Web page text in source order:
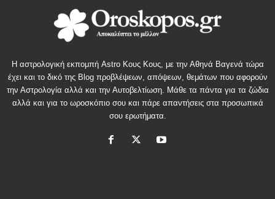
Η αστρολογική εκπομπή Astro Κους Κους, με την Αθηνά Βαγενά τώρα
έχει και το δικό της Blog προβλέψεων, απόψεων, θεμάτων που αφορούν
την Αστρολογία αλλά και την Αυτοβελτίωση. Μάθε τα πάντα για τα ζώδια
αλλά και για το ωροσκόπιο σου και πάρε απαντήσεις στα προσωπικά
σου ερωτήματα.